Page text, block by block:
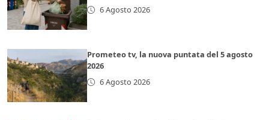
6 Agosto 2026
Prometeo tv, la nuova puntata del 5 agosto
2026
6 Agosto 2026